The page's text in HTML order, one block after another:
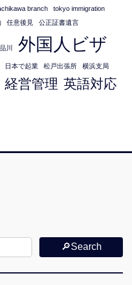
branch
tokyo immigration
任意後見 公正証書遺言
品川 外国人ビザ
日本で起業 松戸出張所 横浜支局
経営管理 英語対応
🔎Search